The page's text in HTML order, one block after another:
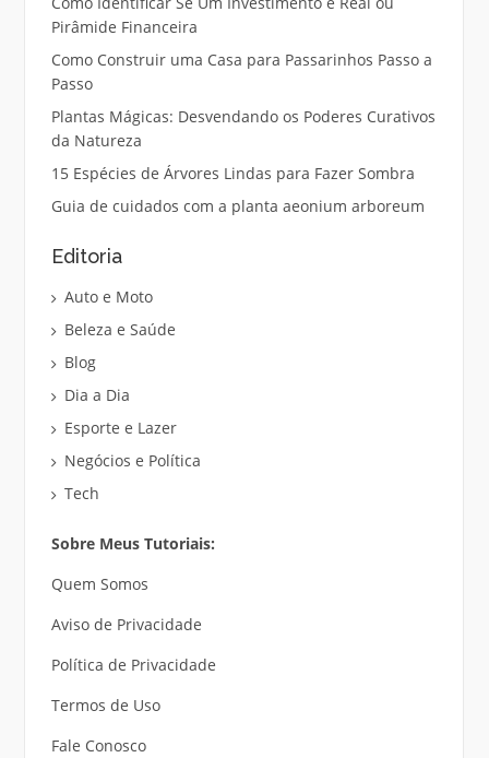
Pirâmide Financeira
Como Construir uma Casa para Passarinhos Passo a
Passo
Plantas Mágicas: Desvendando os Poderes Curativos
da Natureza
15 Espécies de Árvores Lindas para Fazer Sombra
Guia de cuidados com a planta aeonium arboreum
Editoria
Auto e Moto
Beleza e Saúde
Blog
Dia a Dia
Esporte e Lazer
Negócios e Política
Tech
Sobre Meus Tutoriais:
Quem Somos
Aviso de Privacidade
Política de Privacidade
Termos de Uso
Fale Conosco